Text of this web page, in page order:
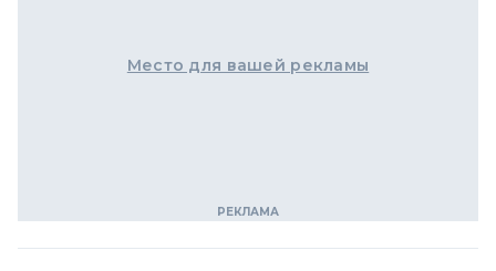
Место для вашей рекламы